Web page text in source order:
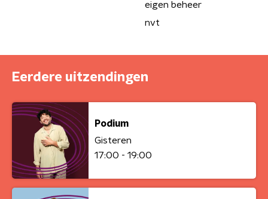
eigen beheer
nvt
Eerdere uitzendingen
Podium
Gisteren
17:00 - 19:00